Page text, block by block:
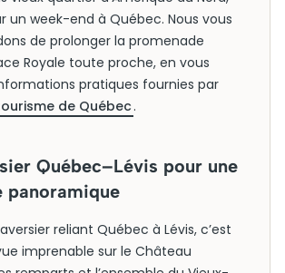
un week-end à Québec. Nous vous
de prolonger la promenade
Royale toute proche, en vous
pratiques fournies par
de Québec.
Québec–Lévis pour une
panoramique
reliant Québec à Lévis, c’est
imprenable sur le Château